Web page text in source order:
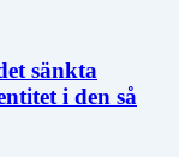
sänkta
i den så